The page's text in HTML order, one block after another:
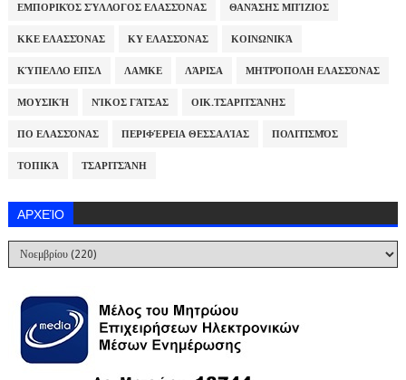
ΕΜΠΟΡΙΚΌΣ ΣΎΛΛΟΓΟΣ ΕΛΑΣΣΌΝΑΣ ΘΑΝΆΣΗΣ ΜΠΊΖΙΟΣ
ΚΚΕ ΕΛΑΣΣΌΝΑΣ ΚΥ ΕΛΑΣΣΌΝΑΣ ΚΟΙΝΩΝΙΚΆ
ΚΎΠΕΛΛΟ ΕΠΣΛ ΛΑΜΚΕ ΛΆΡΙΣΑ ΜΗΤΡΌΠΟΛΗ ΕΛΑΣΣΌΝΑΣ
ΜΟΥΣΙΚΉ ΝΊΚΟΣ ΓΆΤΣΑΣ ΟΙΚ.ΤΣΑΡΙΤΣΆΝΗΣ
ΠΟ ΕΛΑΣΣΌΝΑΣ ΠΕΡΙΦΈΡΕΙΑ ΘΕΣΣΑΛΊΑΣ ΠΟΛΙΤΙΣΜΌΣ
ΤΟΠΙΚΆ ΤΣΑΡΙΤΣΆΝΗ
ΑΡΧΕΊΟ